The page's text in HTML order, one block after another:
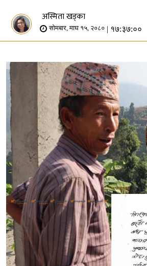
अस्मिता खड्का
सोमबार, माघ १५, २०८० | १७:३७:००